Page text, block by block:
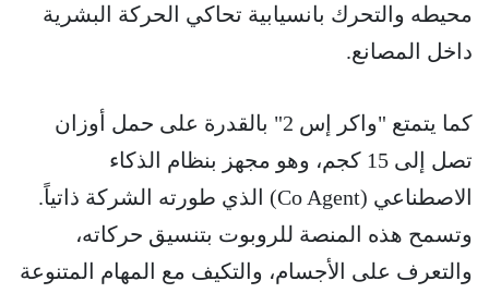
محيطه والتحرك بانسيابية تحاكي الحركة البشرية
داخل المصانع.
كما يتمتع "واكر إس 2" بالقدرة على حمل أوزان
تصل إلى 15 كجم، وهو مجهز بنظام الذكاء
الاصطناعي (Co Agent) الذي طورته الشركة ذاتياً.
وتسمح هذه المنصة للروبوت بتنسيق حركاته،
والتعرف على الأجسام، والتكيف مع المهام المتنوعة